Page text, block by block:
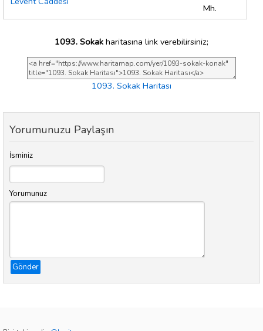
Mh.
1093. Sokak haritasına link verebilirsiniz;
1093. Sokak Haritası
Yorumunuzu Paylaşın
İsminiz
Yorumunuz
Gönder